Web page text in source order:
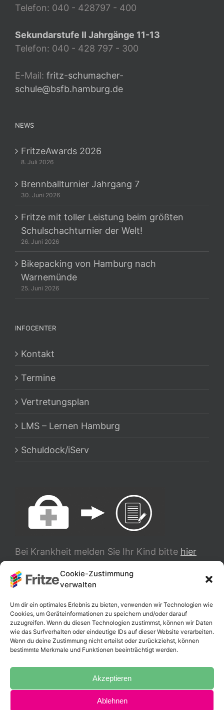
Cookie-Zustimmung
verwalten
Um dir ein optimales Erlebnis zu bieten, verwenden wir Technologien wie
Cookies, um Geräteinformationen zu speichern und/oder darauf
zuzugreifen. Wenn du diesen Technologien zustimmst, können wir Daten
wie das Surfverhalten oder eindeutige IDs auf dieser Website verarbeiten.
Wenn du deine Zustimmung nicht erteilst oder zurückziehst, können
bestimmte Merkmale und Funktionen beeinträchtigt werden.
Akzeptieren
Ablehnen
Telefon: 040 - 428797 - 400
Sekundarstufe II Jahrgänge 11-13
Telefon: 040 - 428 797 - 300
E-Mail: fritz-schumacher-
schule@bsfb.hamburg.de
NEWS
FritzeAwards 2026
8. Juli 2026
Brennballturnier Jahrgang 7
30. Juni 2026
Fritze mit toller Leistung beim größten
Schulschachturnier der Welt!
26. Juni 2026
Bikepacking von Hamburg nach
Warnemünde
25. Juni 2026
INFOCENTER
Kontakt
Termine
Vertretungsplan
LMS – Lernen Hamburg
Schuldock/iServ
Bei Krankheit melden Sie Ihr Kind bitte hier
TRANSLATE